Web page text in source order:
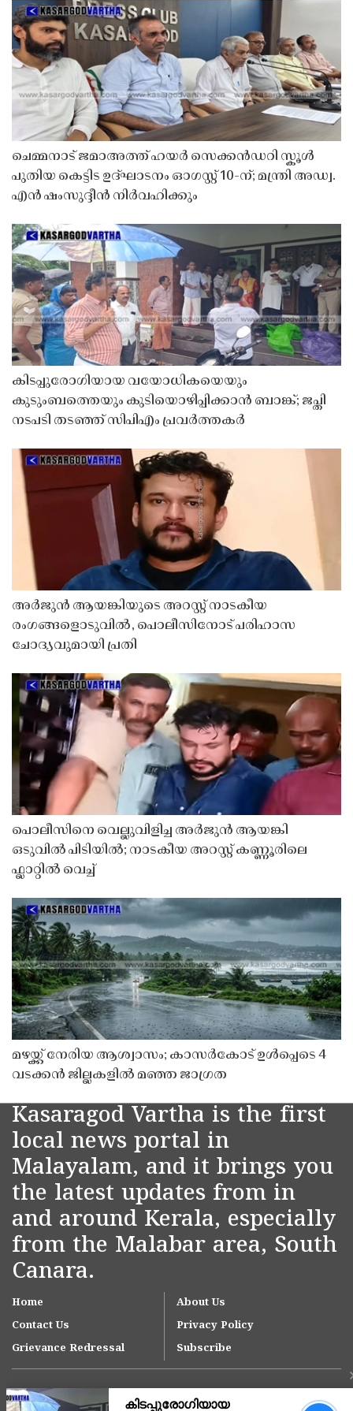
ചെമ്മനാട് ജമാഅത്ത് ഹയർ സെക്കൻഡറി സ്കൂൾ
പുതിയ കെട്ടിട ഉദ്ഘാടനം ഓഗസ്റ്റ് 10-ന്; മന്ത്രി അഡ്വ.
എൻ ഷംസുദ്ദീൻ നിർവഹിക്കും
കിടപ്പുരോഗിയായ വയോധികയെയും
കുടുംബത്തെയും കുടിയൊഴിപ്പിക്കാൻ ബാങ്ക്; ജപ്തി
നടപടി തടഞ്ഞ് സിപിഎം പ്രവർത്തകർ
അർജുൻ ആയങ്കിയുടെ അറസ്റ്റ് നാടകീയ
രംഗങ്ങളൊടുവിൽ, പൊലീസിനോട് പരിഹാസ
ചോദ്യവുമായി പ്രതി
പൊലീസിനെ വെല്ലുവിളിച്ച അർജുൻ ആയങ്കി
ഒടുവിൽ പിടിയിൽ; നാടകീയ അറസ്റ്റ് കണ്ണൂരിലെ
ഫ്ലാറ്റിൽ വെച്ച്
മഴയ്ക്ക് നേരിയ ആശ്വാസം; കാസർകോട് ഉൾപ്പെടെ 4
വടക്കൻ ജില്ലകളിൽ മഞ്ഞ ജാഗ്രത
Kasaragod Vartha is the first
local news portal in
Malayalam, and it brings you
the latest updates from in
and around Kerala, especially
from the Malabar area, South
Canara.
Home
About Us
Contact Us
Privacy Policy
Grievance Redressal
Subscribe